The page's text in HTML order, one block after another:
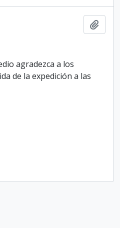
agradezca a los
de la expedición a las